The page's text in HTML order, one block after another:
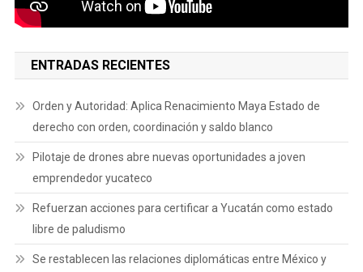
ENTRADAS RECIENTES
Orden y Autoridad: Aplica Renacimiento Maya Estado de
derecho con orden, coordinación y saldo blanco
Pilotaje de drones abre nuevas oportunidades a joven
emprendedor yucateco
Refuerzan acciones para certificar a Yucatán como estado
libre de paludismo
Se restablecen las relaciones diplomáticas entre México y